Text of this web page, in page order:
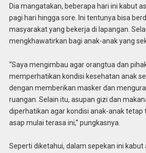
Dia mangatakan, beberapa hari ini kabut
pagi hari hingga sore. Ini tentunya bisa
masyarakat yang bekerja di lapangan.
mengkhawatirkan bagi anak-anak yang
“Saya mengimbau agar orangtua dan
memperhatikan kondisi kesehatan anak
dengan memberikan masker dan
ruangan. Selain itu, asupan gizi dan
diperhatikan agar kondisi anak-anak tetap
asap mulai terasa ini,” pungkasnya.
Seperti diketahui, dalam sepekan ini kabut